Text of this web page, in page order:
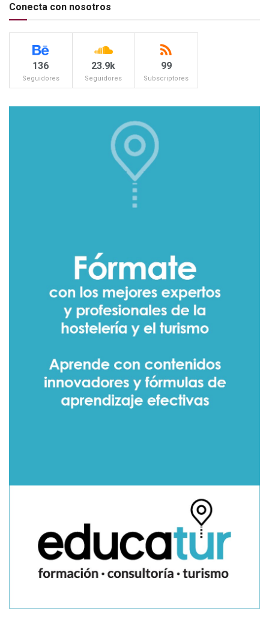
Conecta con nosotros
136
Seguidores
23.9k
Seguidores
99
Subscriptores